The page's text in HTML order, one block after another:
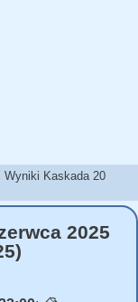
Wyniki Kaskada 20
2025